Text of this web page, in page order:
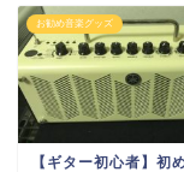
お勧め音楽グッズ
【ギター初心者】初